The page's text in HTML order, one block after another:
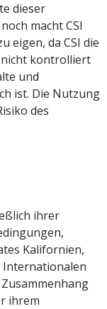
dieser
macht CSI
eigen, da CSI die
kontrolliert
und
ist. Die Nutzung
des
ihrer
Kalifornien,
Internationalen
ihrem